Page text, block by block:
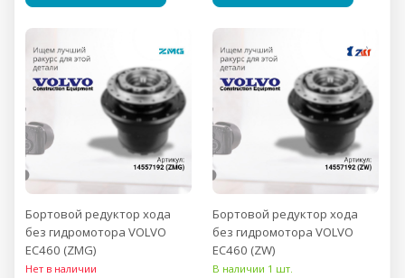
Бортовой редуктор хода
без гидромотора VOLVO
EC460 (ZMG)
Нет в наличии
Бортовой редуктор хода
без гидромотора VOLVO
EC460 (ZW)
В наличии 1 шт.